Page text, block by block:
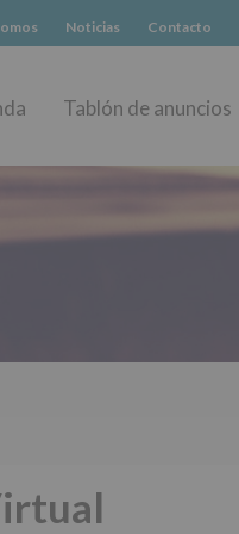
Noticias Contacto
Tablón de anuncios